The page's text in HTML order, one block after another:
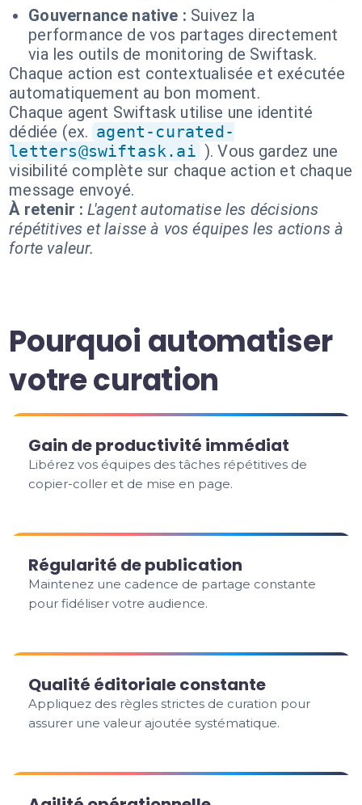
Gouvernance native : Suivez la
performance de vos partages directement
via les outils de monitoring de Swiftask.
Chaque action est contextualisée et exécutée
automatiquement au bon moment.
Chaque agent Swiftask utilise une identité
dédiée (ex. agent-curated-
letters@swiftask.ai ). Vous gardez une
visibilité complète sur chaque action et chaque
message envoyé.
À retenir : L'agent automatise les décisions
répétitives et laisse à vos équipes les actions à
forte valeur.
Pourquoi automatiser
votre curation
Gain de productivité immédiat
Libérez vos équipes des tâches répétitives de
copier-coller et de mise en page.
Régularité de publication
Maintenez une cadence de partage constante
pour fidéliser votre audience.
Qualité éditoriale constante
Appliquez des règles strictes de curation pour
assurer une valeur ajoutée systématique.